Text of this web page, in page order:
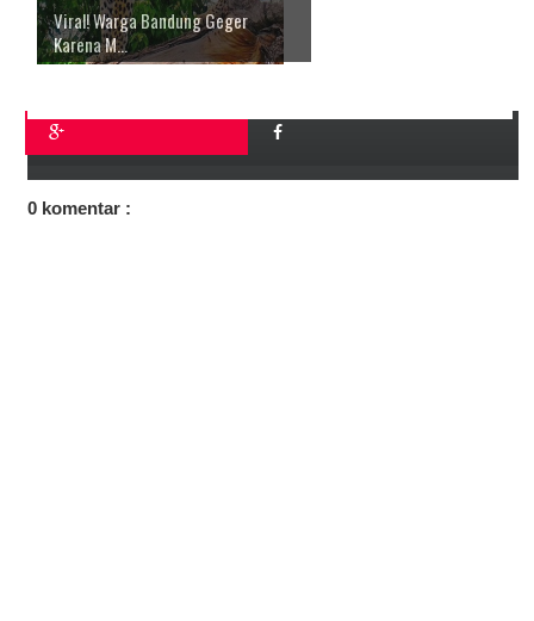
Viral! Warga Bandung Geger
Karena M...
0 komentar :